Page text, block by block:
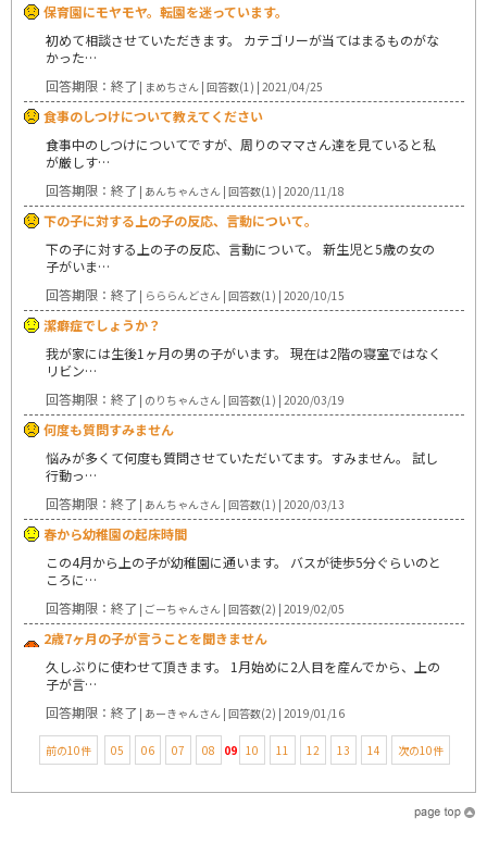
保育園にモヤモヤ。転園を迷っています。
初めて相談させていただきます。 カテゴリーが当てはまるものがな
かった…
回答期限：終了 | まめちさん | 回答数(1) | 2021/04/25
食事のしつけについて教えてください
食事中のしつけについてですが、周りのママさん達を見ていると私
が厳しす…
回答期限：終了 | あんちゃんさん | 回答数(1) | 2020/11/18
下の子に対する上の子の反応、言動について。
下の子に対する上の子の反応、言動について。 新生児と5歳の女の
子がいま…
回答期限：終了 | らららんどさん | 回答数(1) | 2020/10/15
潔癖症でしょうか？
我が家には生後1ヶ月の男の子がいます。 現在は2階の寝室ではなく
リビン…
回答期限：終了 | のりちゃんさん | 回答数(1) | 2020/03/19
何度も質問すみません
悩みが多くて何度も質問させていただいてます。すみません。 試し
行動っ…
回答期限：終了 | あんちゃんさん | 回答数(1) | 2020/03/13
春から幼稚園の起床時間
この4月から上の子が幼稚園に通います。 バスが徒歩5分ぐらいのと
ころに…
回答期限：終了 | ごーちゃんさん | 回答数(2) | 2019/02/05
2歳7ヶ月の子が言うことを聞きません
久しぶりに使わせて頂きます。 1月始めに2人目を産んでから、上の
子が言…
回答期限：終了 | あーきゃんさん | 回答数(2) | 2019/01/16
前の10件 05 06 07 08 09 10 11 12 13 14 次の10件